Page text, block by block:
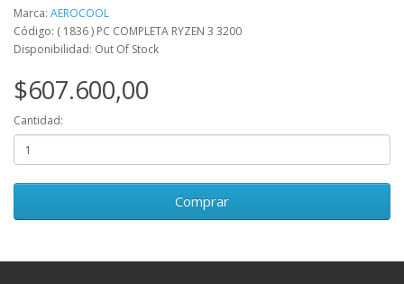
Marca: AEROCOOL
Código: ( 1836 ) PC COMPLETA RYZEN 3 3200
Disponibilidad: Out Of Stock
$607.600,00
Cantidad:
Comprar